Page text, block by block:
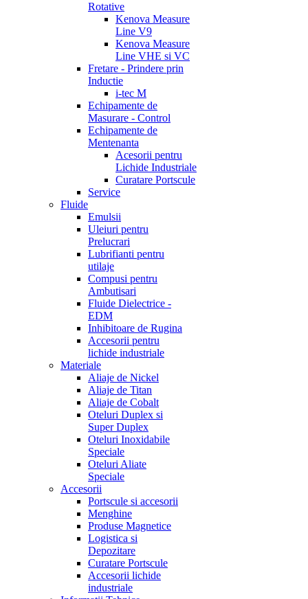
Rotative
Kenova Measure
Line V9
Kenova Measure
Line VHE si VC
Fretare - Prindere prin
Inductie
i-tec M
Echipamente de
Masurare - Control
Echipamente de
Mentenanta
Acesorii pentru
Lichide Industriale
Curatare Portscule
Service
Fluide
Emulsii
Uleiuri pentru
Prelucrari
Lubrifianti pentru
utilaje
Compusi pentru
Ambutisari
Fluide Dielectrice -
EDM
Inhibitoare de Rugina
Accesorii pentru
lichide industriale
Materiale
Aliaje de Nickel
Aliaje de Titan
Aliaje de Cobalt
Oteluri Duplex si
Super Duplex
Oteluri Inoxidabile
Speciale
Oteluri Aliate
Speciale
Accesorii
Portscule si accesorii
Menghine
Produse Magnetice
Logistica si
Depozitare
Curatare Portscule
Accesorii lichide
industriale